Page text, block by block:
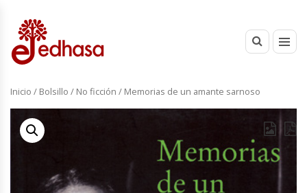
Inicio / Bolsillo / No ficción / Memorias de un amante sarnoso